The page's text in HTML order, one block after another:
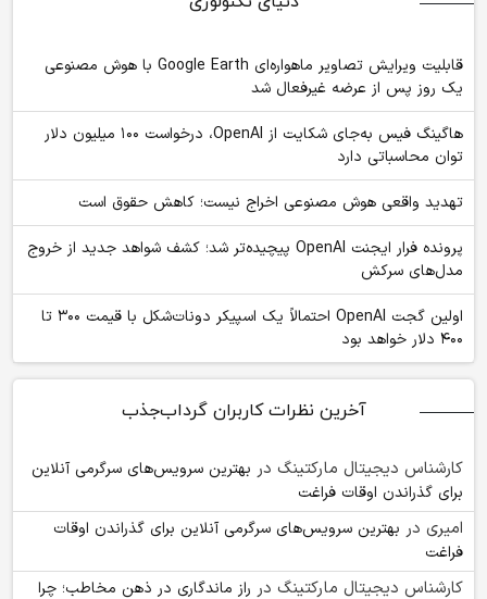
قابلیت ویرایش تصاویر ماهواره‌ای Google Earth با هوش مصنوعی
یک روز پس از عرضه غیرفعال شد
هاگینگ فیس به‌جای شکایت از OpenAI، درخواست ۱۰۰ میلیون دلار
توان محاسباتی دارد
تهدید واقعی هوش مصنوعی اخراج نیست؛ کاهش حقوق است
پرونده فرار ایجنت OpenAI پیچیده‌تر شد؛ کشف شواهد جدید از خروج
مدل‌های سرکش
اولین گجت OpenAI احتمالاً یک اسپیکر دونات‌شکل با قیمت ۳۰۰ تا
۴۰۰ دلار خواهد بود
آخرین نظرات کاربران گرداب‌جذب
کارشناس دیجیتال مارکتینگ در بهترین سرویس‌های سرگرمی آنلاین
برای گذراندن اوقات فراغت
امیری در بهترین سرویس‌های سرگرمی آنلاین برای گذراندن اوقات
فراغت
کارشناس دیجیتال مارکتینگ در راز ماندگاری در ذهن مخاطب؛ چرا